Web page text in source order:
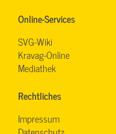
Online-Services
SVG-Wiki
Kravag-Online
Mediathek
Rechtliches
Impressum